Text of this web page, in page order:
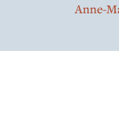
Anne-